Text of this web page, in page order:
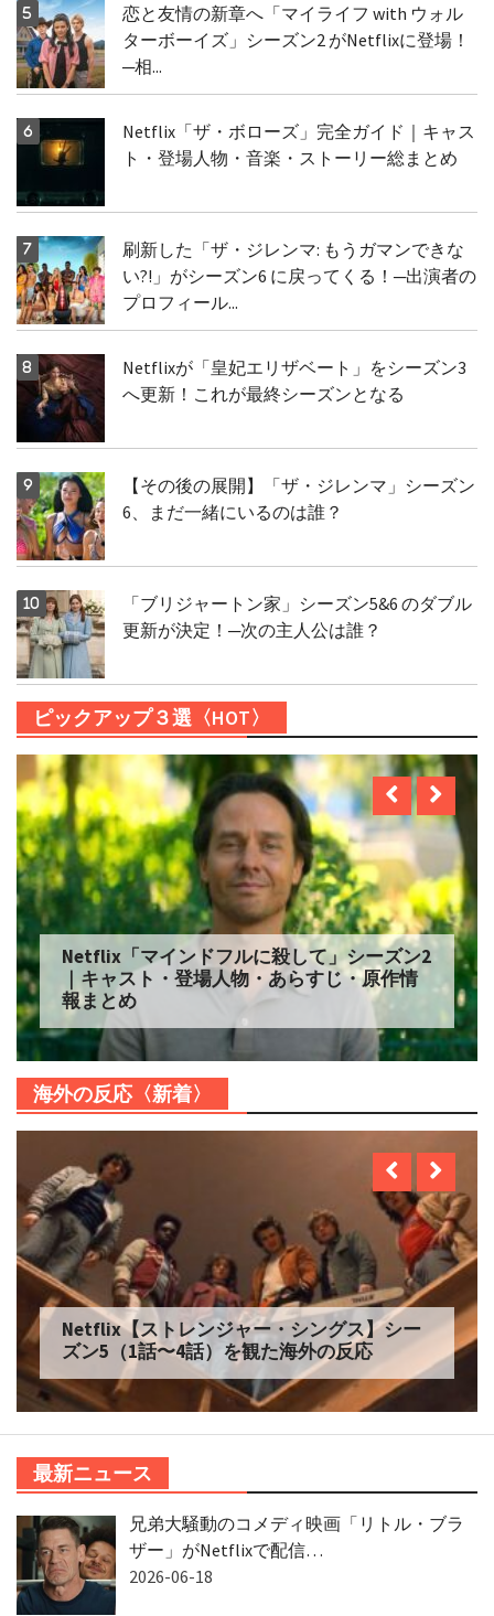
恋と友情の新章へ「マイライフ with ウォル
ターボーイズ」シーズン2 がNetflixに登場！
─相...
Netflix「ザ・ボローズ」完全ガイド｜キャス
ト・登場人物・音楽・ストーリー総まとめ
刷新した「ザ・ジレンマ: もうガマンできな
い?!」がシーズン6 に戻ってくる！─出演者の
プロフィール...
Netflixが「皇妃エリザベート」をシーズン3
へ更新！これが最終シーズンとなる
【その後の展開】「ザ・ジレンマ」シーズン
6、まだ一緒にいるのは誰？
「ブリジャートン家」シーズン5&6 のダブル
更新が決定！─次の主人公は誰？
ピックアップ３選〈HOT〉
Netflix「自由研究には向かない殺人」シー
ズン2 配信へ｜キャスト・登場人物・あらす
じ・原作情報まとめ
海外の反応〈新着〉
Netflix【ガス人間】を観た海外の反応
最新ニュース
兄弟大騒動のコメディ映画「リトル・ブラ
ザー」がNetflixで配信…
2026-06-18